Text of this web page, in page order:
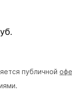
публичной